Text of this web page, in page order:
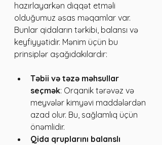
hazırlayarkən diqqət etməli
olduğumuz əsas məqamlar var.
Bunlar qidaların tərkibi, balansı və
keyfiyyətidir. Mənim üçün bu
prinsiplər aşağıdakılardır:
Təbii və təzə məhsullar
seçmək: Orqanik tərəvəz və
meyvələr kimyəvi maddələrdən
azad olur. Bu, sağlamlıq üçün
önəmlidir.
Qida qruplarını balanslı